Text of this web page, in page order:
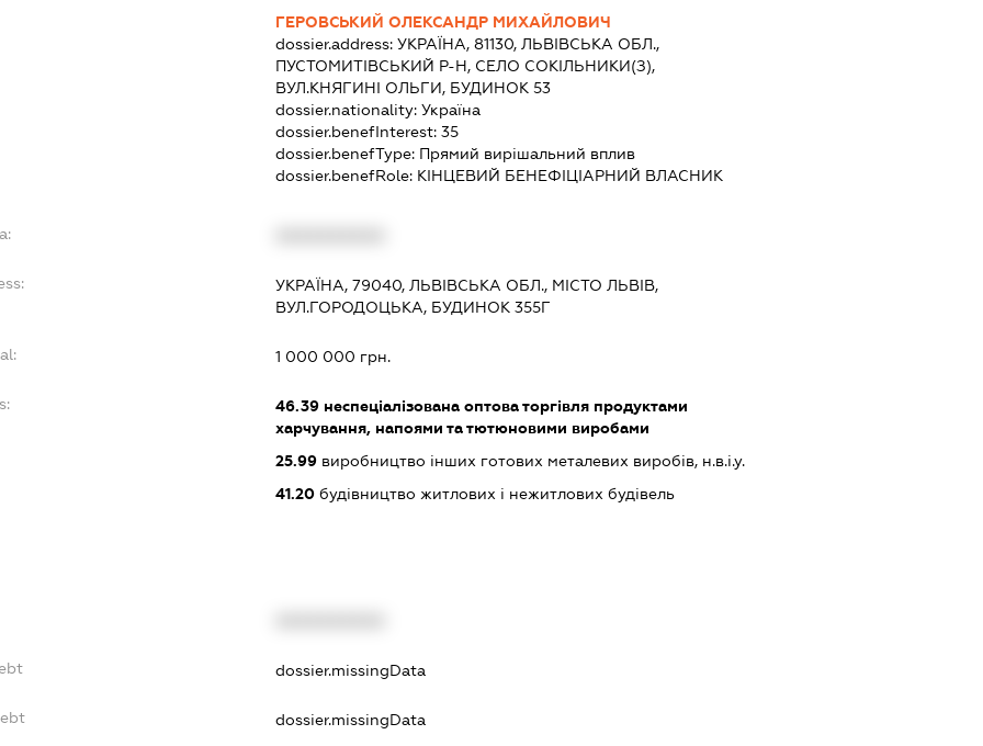
ГЕРОВСЬКИЙ ОЛЕКСАНДР МИХАЙЛОВИЧ
dossier.address:УКРАЇНА, 81130, ЛЬВІВСЬКА ОБЛ.,
ПУСТОМИТІВСЬКИЙ Р-Н, СЕЛО СОКІЛЬНИКИ(З),
ВУЛ.КНЯГИНІ ОЛЬГИ, БУДИНОК 53
dossier.nationality:Україна
dossier.benefInterest:35
dossier.benefType: Прямий вирішальний вплив
dossier.benefRole: КІНЦЕВИЙ БЕНЕФІЦІАРНИЙ ВЛАСНИК
УКРАЇНА, 79040, ЛЬВІВСЬКА ОБЛ., МІСТО ЛЬВІВ,
ВУЛ.ГОРОДОЦЬКА, БУДИНОК 355Г
1 000 000 грн.
46.39 неспеціалізована оптова торгівля продуктами
харчування, напоями та тютюновими виробами
25.99 виробництво інших готових металевих виробів, н.в.і.у.
41.20 будівництво житлових і нежитлових будівель
dossier.missingData
dossier.missingData